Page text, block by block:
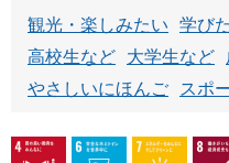
観光・楽しみたい 学び
高校生など
大学生など
やさしいにほんご
スポ